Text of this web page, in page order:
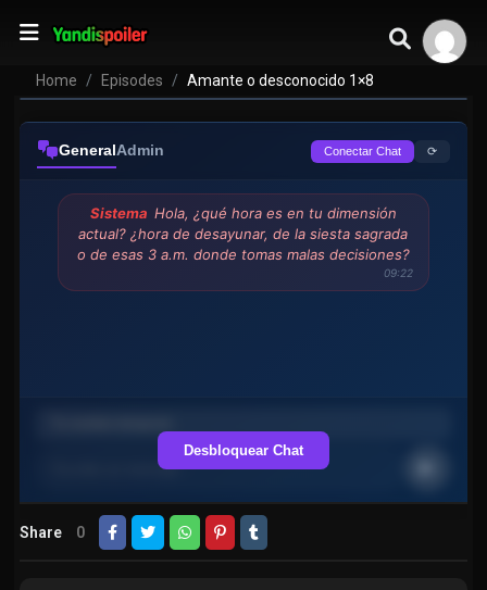
Home Episodes Amante o desconocido 1×8
GeneralAdmin Conectar Chat ⟳
Sistema Hola, ¿qué hora es en tu dimensión
actual? ¿hora de desayunar, de la siesta sagrada
o de esas 3 a.m. donde tomas malas decisiones?
09:22
Desbloquear Chat
Share 0